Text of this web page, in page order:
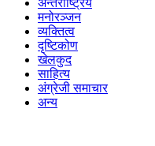
मनोरञ्जन
व्यक्तित्व
दृष्टिकोण
खेलकुद
साहित्य
अंग्रेजी समाचार
अन्य